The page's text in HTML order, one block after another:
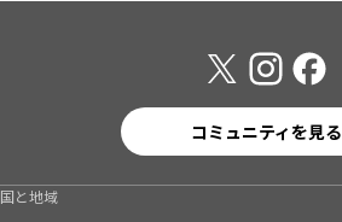
コミュニティを見る
国と地域